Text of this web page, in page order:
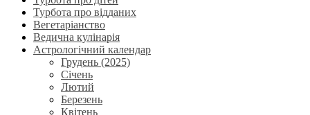
Турбота про відданих
Вегетаріанство
Ведична кулінарія
Астрологічний календар
Грудень (2025)
Січень
Лютий
Березень
Квітень